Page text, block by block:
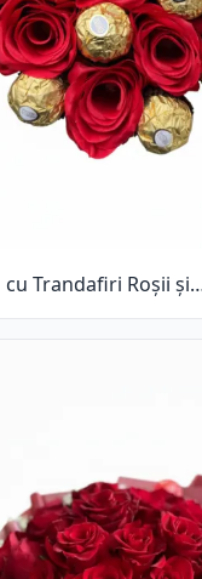
Trandafiri Roșii și